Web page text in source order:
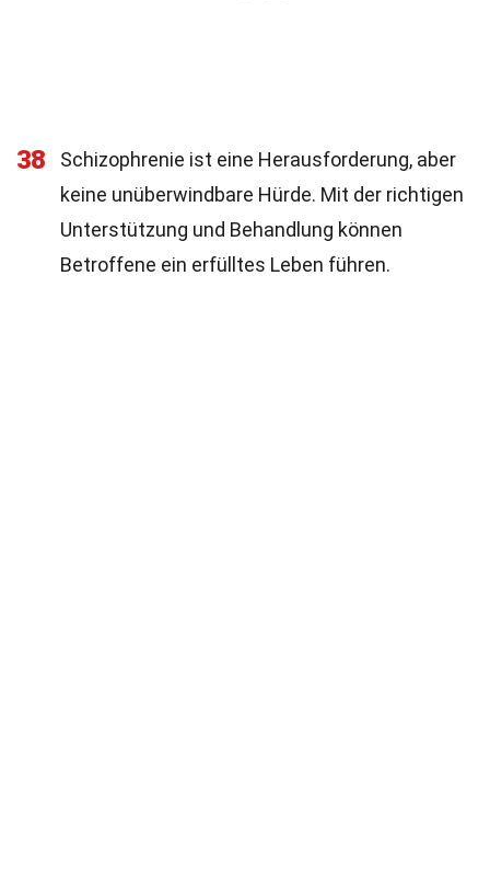
38
Schizophrenie ist eine Herausforderung, aber
keine unüberwindbare Hürde. Mit der richtigen
Unterstützung und Behandlung können
Betroffene ein erfülltes Leben führen.